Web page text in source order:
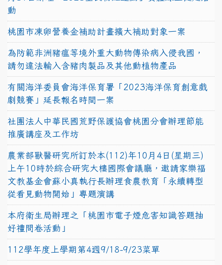
動
桃園市凍卵營養金補助計畫擴大補助對象一案
為防範非洲豬瘟等境外重大動物傳染病入侵我國，
請勿違法輸入含豬肉製品及其他動植物產品
有關海洋委員會海洋保育署「2023海洋保育創意戲
劇競賽」延長報名時間一案
社團法人中華民國荒野保護協會桃園分會辦理節能
推廣講座及工作坊
農業部獸醫研究所訂於本(112)年10月4日(星期三)
上午10時於綜合研究大樓國際會議廳，邀請家樂福
文教基金會蘇小真執行長辦理食農教育「永續轉型
從看見動物開始」專題演講
本府衛生局辦理之「桃園市電子煙危害知識答題抽
好禮問卷活動」
112學年度上學期第4週9/18-9/23菜單